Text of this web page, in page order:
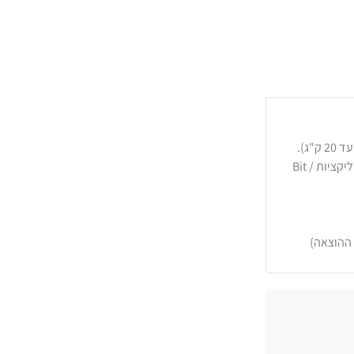
כרטיסי אשראי, PayPal, העברה בנקאית או באפליקציות Bit /